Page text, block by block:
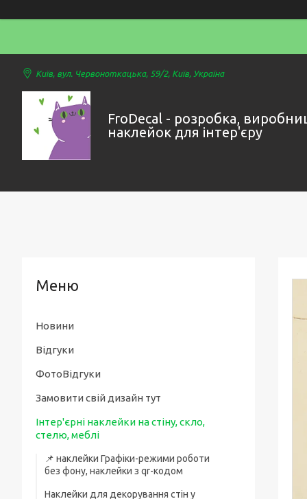
Київ, вул. Червоноткацька, 59/2, Київ, Україна
FroDecal - розробка,
наклейок для інтер'єру
Новини
Відгуки
ФотоВідгуки
Замовити свій дизайн тут
Інтер'єрні наклейки на стіну, скло,
стелю, меблі
📌 наклейки Графіки-режими роботи
без фону, наклейки з qr-кодом
Наклейки для декорування стін у